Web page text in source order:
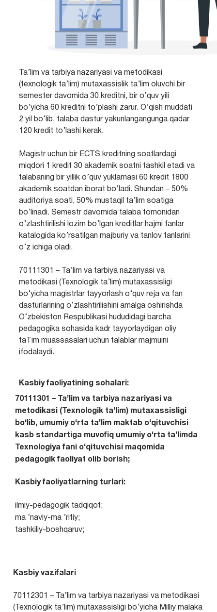
Ta’lim va tarbiya nazariyasi va metodikasi
(texnologik ta’lim) mutaxassislik ta’lim oluvchi bir
semester davomida 30 kreditni, bir o’quv yili
bo’yicha 60 kreditni to’plashi zarur. O’qish muddati
2 yil bo’lib, talaba dastur yakunlangangunga qadar
120 kredit to’lashi kerak.
Magistr uchun bir ECTS kreditning soatlardagi
miqdori 1 kredit 30 akademik soatni tashkil etadi va
talabaning bir yillik o’quv yuklamasi 60 kredit 1800
akademik soatdan iborat bo’ladi. Shundan – 50%
auditoriya soati, 50% mustaqil ta’lim soatiga
bo’linadi. Semestr davomida talaba tomonidan
o’zlashtirilishi lozim bo’lgan kreditlar hajmi fanlar
katalogida ko’rsatilgan majburiy va tanlov fanlarini
o’z ichiga oladi.
70111301 – Ta’lim va tarbiya nazariyasi va
metodikasi (Texnologik ta’lim) mutaxassisligi
bo‘yicha magistrlar tayyorlash o‘quv reja va fan
dasturlarining o‘zlashtirilishini amalga oshirishda
O‘zbekiston Respublikasi hududidagi barcha
pedagogika sohasida kadr tayyorlaydigan oliy
taTim muassasalari uchun talablar majmuini
ifodalaydi.
Kasbiy faoliyatining sohalari:
70111301 – Ta’lim va tarbiya nazariyasi va
metodikasi (Texnologik ta’lim) mutaxassisligi
bo‘lib, umumiy o‘rta ta’lim maktab o‘qituvchisi
kasb standartiga muvofiq umumiy o‘rta ta’limda
Texnologiya fani o‘qituvchisi maqomida
pedagogik faoliyat olib borish;
Kasbiy faoliyatlarning turlari:
ilmiy-pedagogik tadqiqot;
ma ‘naviy-ma ’rifiy;
tashkiliy-boshqaruv;
Kasbiy vazifalari
70112301 – Ta’lim va tarbiya nazariyasi va metodikasi
(Texnologik ta’lim) mutaxassisligi bo‘yicha Milliy malaka